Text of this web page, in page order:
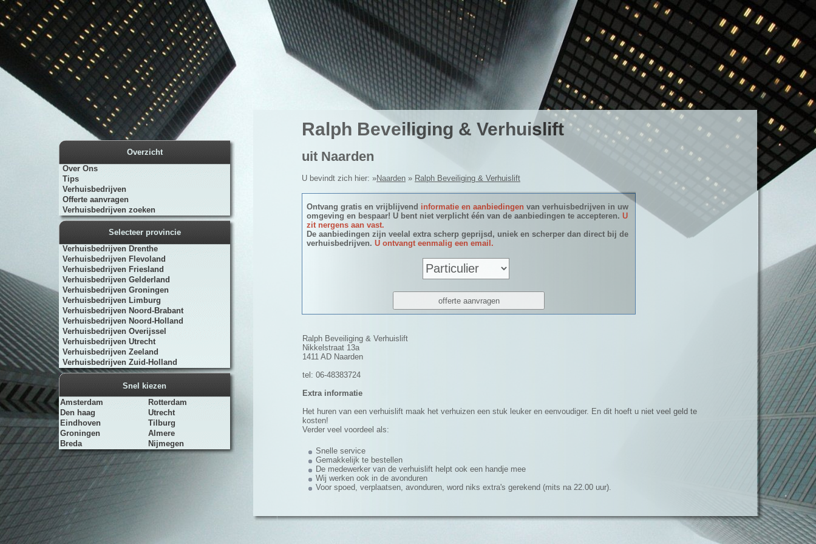
Overzicht
Over Ons
Tips
Verhuisbedrijven
Offerte aanvragen
Verhuisbedrijven zoeken
Selecteer provincie
Verhuisbedrijven Drenthe
Verhuisbedrijven Flevoland
Verhuisbedrijven Friesland
Verhuisbedrijven Gelderland
Verhuisbedrijven Groningen
Verhuisbedrijven Limburg
Verhuisbedrijven Noord-Brabant
Verhuisbedrijven Noord-Holland
Verhuisbedrijven Overijssel
Verhuisbedrijven Utrecht
Verhuisbedrijven Zeeland
Verhuisbedrijven Zuid-Holland
Snel kiezen
Amsterdam
Rotterdam
Den haag
Utrecht
Eindhoven
Tilburg
Groningen
Almere
Breda
Nijmegen
Ralph Beveiliging & Verhuislift
uit Naarden
U bevindt zich hier: »Naarden » Ralph Beveiliging & Verhuislift
Ontvang gratis en vrijblijvend informatie en aanbiedingen van verhuisbedrijven in uw
omgeving en bespaar! U bent niet verplicht één van de aanbiedingen te accepteren. U
zit nergens aan vast.
De aanbiedingen zijn veelal extra scherp geprijsd, uniek en scherper dan direct bij de
verhuisbedrijven. U ontvangt eenmalig een email.
Ralph Beveiliging & Verhuislift
Nikkelstraat 13a
1411 AD Naarden
tel: 06-48383724
Extra informatie
Het huren van een verhuislift maak het verhuizen een stuk leuker en eenvoudiger. En dit hoeft u niet veel geld te
kosten!
Verder veel voordeel als:
Snelle service
Gemakkelijk te bestellen
De medewerker van de verhuislift helpt ook een handje mee
Wij werken ook in de avonduren
Voor spoed, verplaatsen, avonduren, word niks extra's gerekend (mits na 22.00 uur).